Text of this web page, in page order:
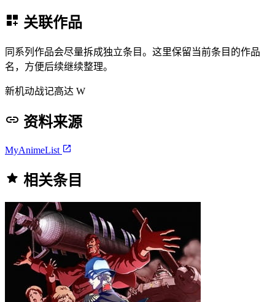
关联作品
同系列作品会尽量拆成独立条目。这里保留当前条目的作品
名，方便后续继续整理。
新机动战记高达 W
资料来源
MyAnimeList
相关条目